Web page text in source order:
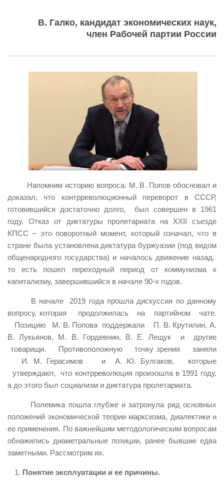
ПРОФСОЮЗНАЯ БОРЬБА
В. Галко, кандидат экономических наук,
член Рабочей партии России
Напомним историю вопроса. М. В. Попов обосновал и
доказал, что контрреволюционный переворот в СССР,
готовившийся достаточно долго, был совершен в 1961
году. Отказ от диктатуры пролетариата на XXII съезде
КПСС – это поворотный момент, который означал, что в
стране была установлена диктатура буржуазии (под видом
общенародного государства) и началось движение назад,
то есть пошел переходный период от коммунизма к
капитализму, завершившийся в начале 90-х годов.
В начале 2019 года прошла дискуссия по данному
вопросу, которая продолжилась на партийном чате.
Позицию М. В. Попова поддержали П. В. Крутилин, А.
В. Лукьянов, М. В. Гордевнин, В. Е. Лещук и другие
товарищи. Противоположную точку зрения заняли
И. М. Герасимов и А. Ю. Булгаков, которые
утверждают, что контрреволюция произошла в 1991 году,
а до этого был социализм и диктатура пролетариата.
Полемика пошла глубже и затронула ряд основных
положений экономической теории марксизма, диалектики и
ее применения. По важнейшим методологическим вопросам
обнажились диаметральные позиции, ранее бывшие едва
заметными. Рассмотрим их.
Понятие эксплуатации и ее причины.